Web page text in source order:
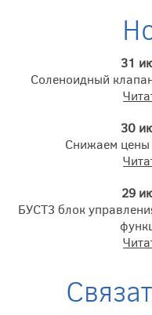
31
Соленоидный
30
Снижаем цены
29
БУСТ3 блок